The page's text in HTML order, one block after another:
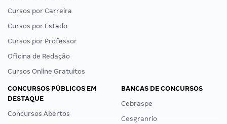
Cursos por Carreira
Cursos por Estado
Cursos por Professor
Oficina de Redação
Cursos Online Gratuitos
CONCURSOS PÚBLICOS EM
DESTAQUE
Concursos Abertos
BANCAS DE CONCURSOS
Cebraspe
Cesgranrio